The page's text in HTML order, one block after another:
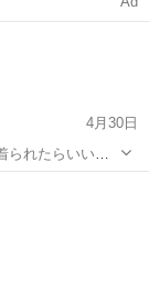
4月30日
られたらいい
ていただきま